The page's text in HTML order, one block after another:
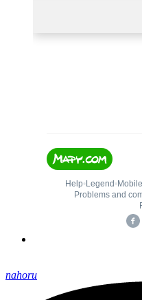
nahoru